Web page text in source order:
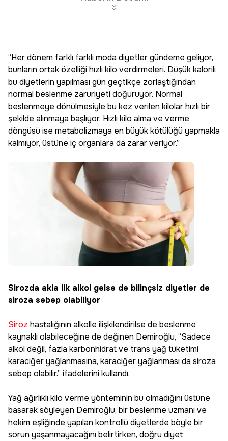
“Her dönem farklı farklı moda diyetler gündeme geliyor,
bunların ortak özelliği hızlı kilo verdirmeleri. Düşük kalorili
bu diyetlerin yapılması gün geçtikçe zorlaştığından
normal beslenme zaruriyeti doğuruyor. Normal
beslenmeye dönülmesiyle bu kez verilen kilolar hızlı bir
şekilde alınmaya başlıyor. Hızlı kilo alma ve verme
döngüsü ise metabolizmaya en büyük kötülüğü yapmakla
kalmıyor, üstüne iç organlara da zarar veriyor.”
Sirozda akla ilk alkol gelse de bilinçsiz diyetler de
siroza sebep olabiliyor
Siroz hastalığının alkolle ilişkilendirilse de beslenme
kaynaklı olabileceğine de değinen Demiroğlu, “Sadece
alkol değil, fazla karbonhidrat ve trans yağ tüketimi
karaciğer yağlanmasına, karaciğer yağlanması da siroza
sebep olabilir.” ifadelerini kullandı.
Yağ ağırlıklı kilo verme yönteminin bu olmadığını üstüne
basarak söyleyen Demiroğlu, bir beslenme uzmanı ve
hekim eşliğinde yapılan kontrollü diyetlerde böyle bir
sorun yaşanmayacağını belirtirken, doğru diyet